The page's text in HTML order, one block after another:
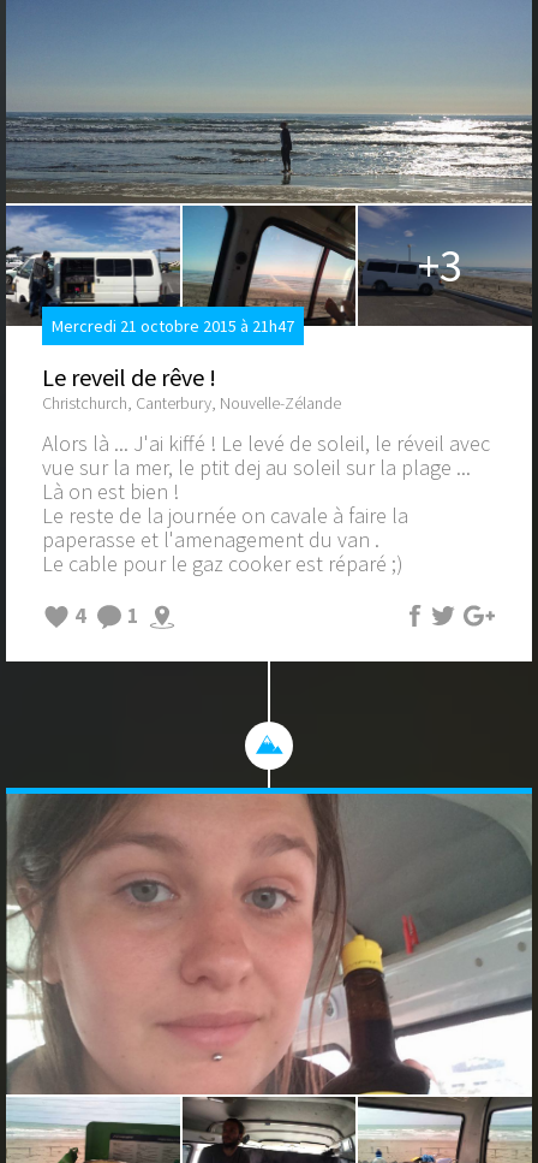
+3
Mercredi 21 octobre 2015 à 21h47
Le reveil de rêve !
Christchurch, Canterbury, Nouvelle-Zélande
Alors là ... J'ai kiffé ! Le levé de soleil, le réveil avec
vue sur la mer, le ptit dej au soleil sur la plage ...
Là on est bien !
Le reste de la journée on cavale à faire la
paperasse et l'amenagement du van .
Le cable pour le gaz cooker est réparé ;)
4
1